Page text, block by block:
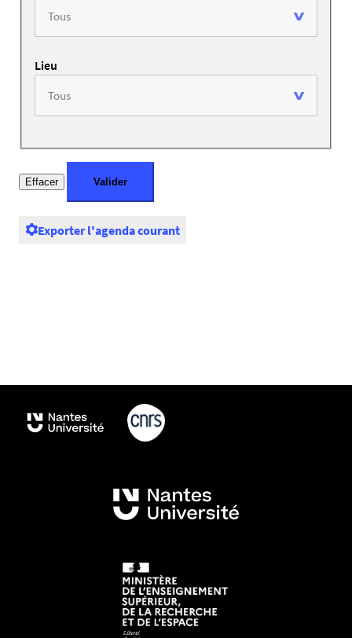
Lieu
Exporter l'agenda courant